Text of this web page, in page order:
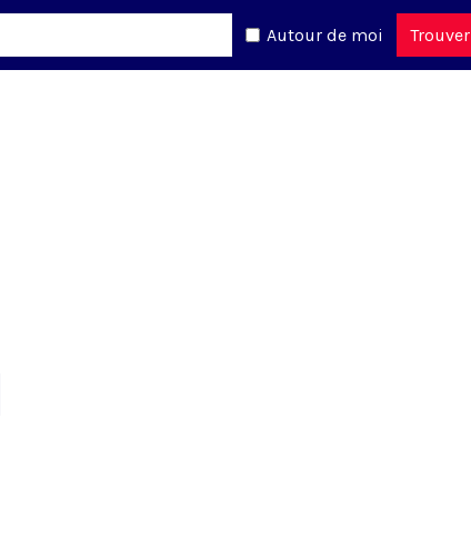
Autour de moi Trouver